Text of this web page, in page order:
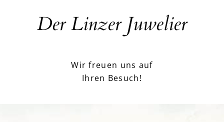
Der Linzer Juwelier
Wir freuen uns auf
Ihren Besuch!